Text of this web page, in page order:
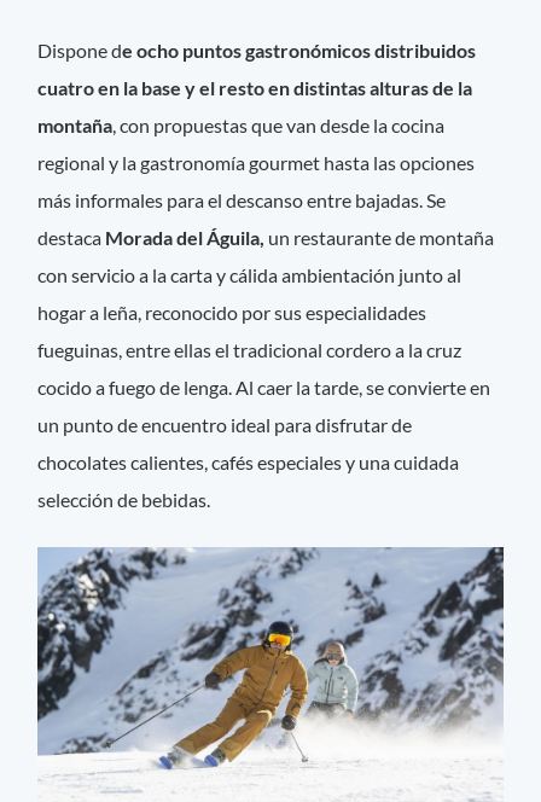
Dispone de ocho puntos gastronómicos distribuidos
cuatro en la base y el resto en distintas alturas de la
montaña , con propuestas que van desde la cocina
regional y la gastronomía gourmet hasta las opciones
más informales para el descanso entre bajadas. Se
destaca Morada del Águila, un restaurante de montaña
con servicio a la carta y cálida ambientación junto al
hogar a leña, reconocido por sus especialidades
fueguinas, entre ellas el tradicional cordero a la cruz
cocido a fuego de lenga. Al caer la tarde, se convierte en
un punto de encuentro ideal para disfrutar de
chocolates calientes, cafés especiales y una cuidada
selección de bebidas.